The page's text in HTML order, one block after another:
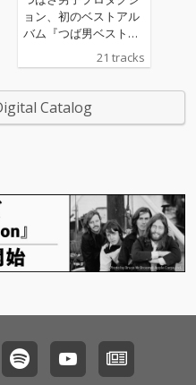
ョン、初のベストアル
バム『つば男ベスト』
『つば男インストベス
ト』の2作品配信リリ
は、CUBERS、THE SU
PER FRUIT、世が世な
とつば男AP（CUBER
S）のTAKAを加えた総
勢20名が、本アルバム
のために歌唱した新録
「Samenaide」を含む
ネージャー・堀切裕真
をはじめ、高橋芳朗、
南波一海、坂井彩花、
21 tracks
Catalog